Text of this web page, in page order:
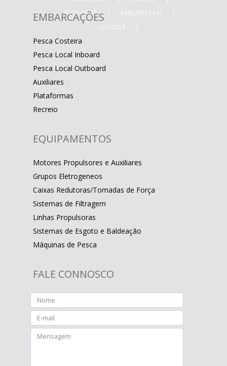
ELISA CRUZ
| PARLAPIAS PAI
|
DIOGO F
|
EMBARCAÇÕES
Pesca Costeira
Pesca Local Inboard
Pesca Local Outboard
Auxiliares
Plataformas
Recreio
EQUIPAMENTOS
Motores Propulsores e Auxiliares
Grupos Eletrogeneos
Caixas Redutoras/Tomadas de Força
Sistemas de Filtragem
Linhas Propulsoras
Sistemas de Esgoto e Baldeação
Máquinas de Pesca
FALE CONNOSCO